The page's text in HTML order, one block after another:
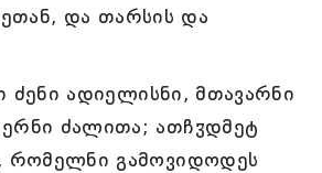
და თარსის და
ძენი ადიელისნი, მთავარნი
ძალითა; ათჩჳდმეტ
რომელნი გამოვიდოდეს